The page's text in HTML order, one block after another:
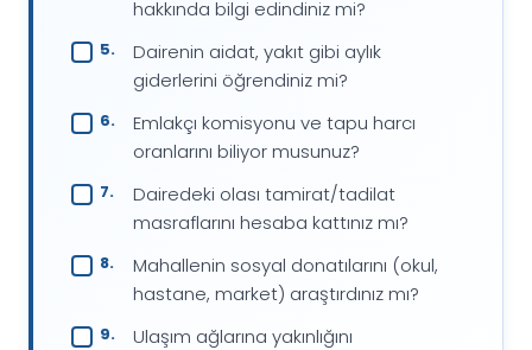
hakkında bilgi edindiniz mi?
Dairenin aidat, yakıt gibi aylık
giderlerini öğrendiniz mi?
Emlakçı komisyonu ve tapu harcı
oranlarını biliyor musunuz?
Dairedeki olası tamirat/tadilat
masraflarını hesaba kattınız mı?
Mahallenin sosyal donatılarını (okul,
hastane, market) araştırdınız mı?
Ulaşım ağlarına yakınlığını